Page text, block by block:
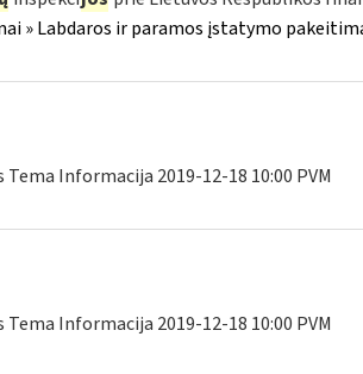
» Labdaros ir paramos įstatymo
Tema Informacija 2019-12-18 10:00 PVM
Tema Informacija 2019-12-18 10:00 PVM